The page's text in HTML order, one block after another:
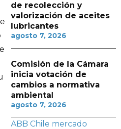
de recolección y
valorización de aceites
lubricantes
agosto 7, 2026
Comisión de la Cámara
inicia votación de
cambios a normativa
ambiental
agosto 7, 2026
ABB Chile mercado